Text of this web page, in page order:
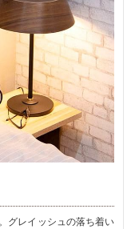
グレイッシュの落ち着い